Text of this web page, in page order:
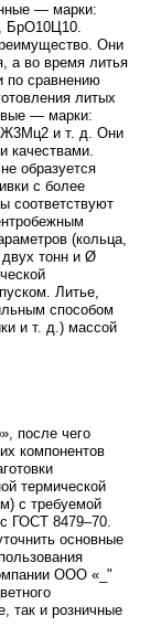
— марки:
БрО10Ц10.
Они
а во время литья
по сравнению
литых
— марки:
и т. д. Они
качествами.
образуется
с более
соответствуют
(кольца,
тонн и Ø
Литье,
способом
и т. д.) массой
после чего
компонентов
термической
с требуемой
ГОСТ 8479–70.
основные
ООО «_"
так и розничные